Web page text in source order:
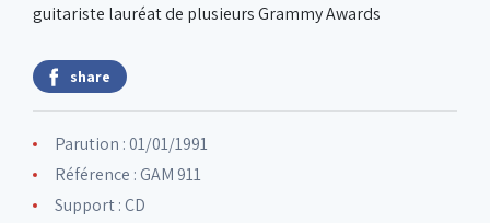
guitariste lauréat de plusieurs Grammy Awards
share
Parution : 01/01/1991
Référence : GAM 911
Support : CD